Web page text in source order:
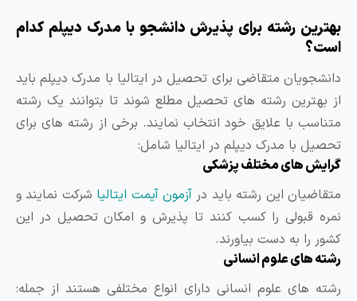
رشته برای پذیرش دانشجو با مدرک دیپلم کدام
متقاضی برای تحصیل در ایتالیا با مدرک دیپلم باید
بهترین رشته های تحصیل مطلع شوند تا بتوانند یک رشته
با علایق خود انتخاب نمایند. برخی از رشته های برای
با مدرک دیپلم در ایتالیا شامل:
های مختلف پزشکی
این رشته باید درآزمون آیمت ایتالیاشرکت نمایند و
قبولی را کسب کنند تا پذیرش و امکان تحصیل در این
را به دست بیاورند.
های علوم انسانی
های علوم انسانی دارای انواع مختلفی هستند از جمله: